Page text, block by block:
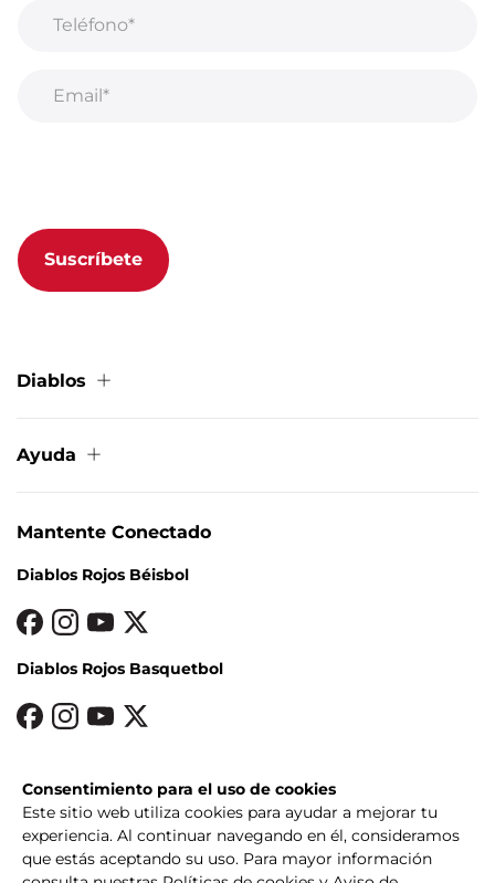
Suscríbete
Diablos
Contacto
Aviso de privacidad
Mapa del sitio
Ayuda
Condiciones de entrega
Métodos de pago
Facturación
Mantente Conectado
Diablos Rojos Béisbol
Diablos Rojos Basquetbol
Consentimiento para el uso de cookies
Este sitio web utiliza cookies para ayudar a mejorar tu
experiencia. Al continuar navegando en él, consideramos
que estás aceptando su uso. Para mayor información